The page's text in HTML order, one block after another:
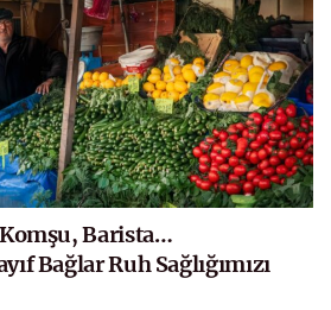
Komşu, Barista…
Bağlar Ruh Sağlığımızı